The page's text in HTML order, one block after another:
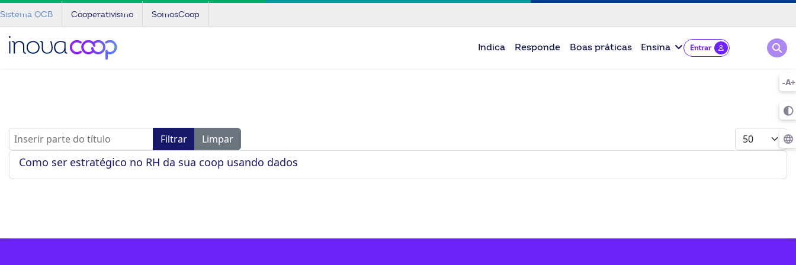
Sistema OCB Cooperativismo SomosCoop
Indica Responde Boas práticas Ensina Entrar
Inserir parte do título Filtrar Limpar Mostrar #
Como ser estratégico no RH da sua coop usando dados